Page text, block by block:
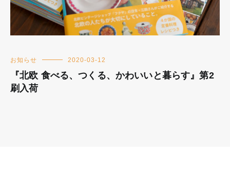
お知らせ 2020-03-12
『北欧 食べる、つくる、かわいいと暮らす』第2
刷入荷